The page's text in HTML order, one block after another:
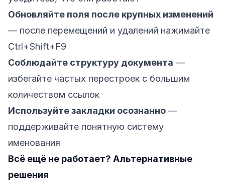
Обновляйте поля после крупных изменений
— после перемещений и удалений нажимайте
Ctrl+Shift+F9
Соблюдайте структуру документа —
избегайте частых перестроек с большим
количеством ссылок
Используйте закладки осознанно —
поддерживайте понятную систему
именования
Всё ещё не работает? Альтернативные
решения